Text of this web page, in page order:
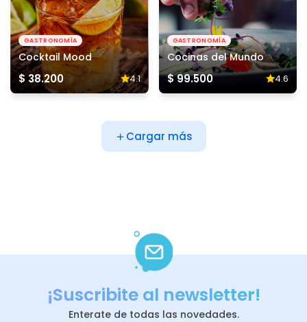
GASTRONOMÍA
Cocktail Mood
$ 38.200 4.1
GASTRONOMÍA
Cocinas del Mundo
$ 99.500 4.6
Cargar más
¡Suscribite al newsletter!
Enterate de todas las novedades.